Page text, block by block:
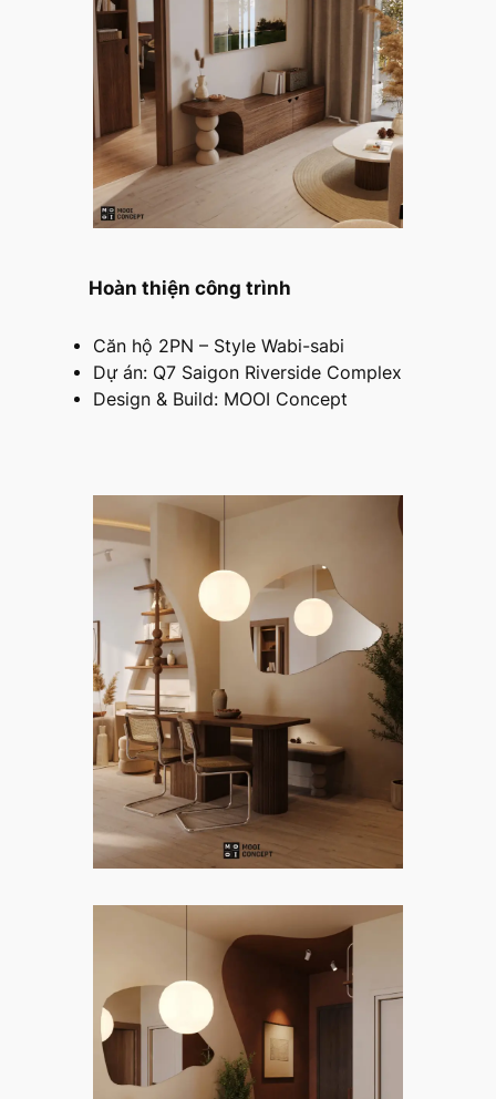
Hoàn thiện công trình
Căn hộ 2PN – Style Wabi-sabi
Dự án: Q7 Saigon Riverside Complex
Design & Build: MOOI Concept